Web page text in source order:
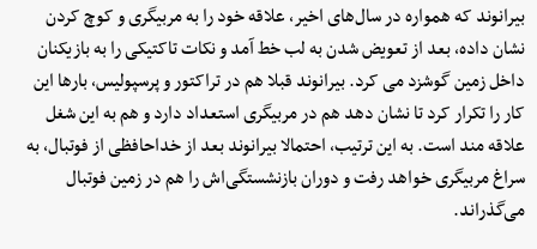
بیرانوند که همواره در سال‌های اخیر، علاقه خود را به مربیگری و کوچ کردن
نشان داده، بعد از تعویض شدن به لب خط آمد و نکات تاکتیکی را به بازیکنان
داخل زمین گوشزد می کرد. بیرانوند قبلا هم در تراکتور و پرسپولیس، بارها این
کار را تکرار کرد تا نشان دهد هم در مربیگری استعداد دارد و هم به این شغل
علاقه مند است. به این ترتیب، احتمالا بیرانوند بعد از خداحافظی از فوتبال، به
سراغ مربیگری خواهد رفت و دوران بازنشستگی‌اش را هم در زمین فوتبال
می‌گذراند.